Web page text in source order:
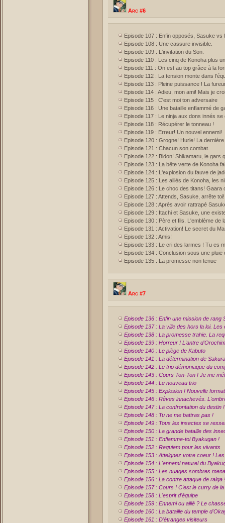
Arc #6
Episode 107 : Enfin opposés, Sasuke vs
Episode 108 : Une cassure invisible.
Episode 109 : L'invitation du Son.
Episode 110 : Les cinq de Konoha plus
Episode 111 : On est au top grâce à la
Episode 112 : La tension monte dans
Episode 113 : Pleine puissance ! La
Episode 114 : Adieu, mon ami! Mais je
Episode 115 : C'est moi ton adversaire
Episode 116 : Une bataille enflammé de
Episode 117 : Le ninja aux dons innés se
Episode 118 : Récupérer le tonneau !
Episode 119 : Erreur! Un nouvel ennemi!
Episode 120 : Grogne! Hurle! La
Episode 121 : Chacun son combat.
Episode 122 : Bidon! Shikamaru, le gars
Episode 123 : La bête verte de Konoha
Episode 124 : L'explosion du fauve de
Episode 125 : Les alliés de Konoha, les
Episode 126 : Le choc des titans! Gaara
Episode 127 : Attends, Sasuke, arrête toi!
Episode 128 : Après avoir rattrapé
Episode 129 : Itachi et Sasuke, une
Episode 130 : Père et fils. L'emblème de
Episode 131 : Activation! Le secret du
Episode 132 : Amis!
Episode 133 : Le cri des larmes ! Tu es
Episode 134 : Conclusion sous une pluie
Episode 135 : La promesse non tenue
Arc #7
Episode 136 : Enfin une mission de rang
Episode 137 : La ville des hors la loi. Les
Episode 138 : La promesse trahie. La
Episode 139 : Horreur ! L'antre
Episode 140 : Le piège de Kabuto
Episode 141 : La détermination de Sakura
Episode 142 : Le trio démoniaque du
Episode 143 : Cours Ton-Ton ! Je me
Episode 144 : Le nouveau trio
Episode 145 : Explosion ! Nouvelle
Episode 146 : Rêves innachevés.
Episode 147 : La confrontation du destin !
Episode 148 : Tu ne me battras pas !
Episode 149 : Tous les insectes se
Episode 150 : La grande bataille des
Episode 151 : Enflamme-toi Byakugan !
Episode 152 : Requiem pour les vivants
Episode 153 : Atteignez votre coeur !
Episode 154 : L'ennemi naturel du
Episode 155 : Les nuages sombres
Episode 156 : La contre attaque de raiga !
Episode 157 : Cours ! C'est le curry de la
Episode 158 : L'esprit d'équipe
Episode 159 : Ennemi ou allié ? Le
Episode 160 : La bataille du temple
Episode 161 : D'étranges visiteurs